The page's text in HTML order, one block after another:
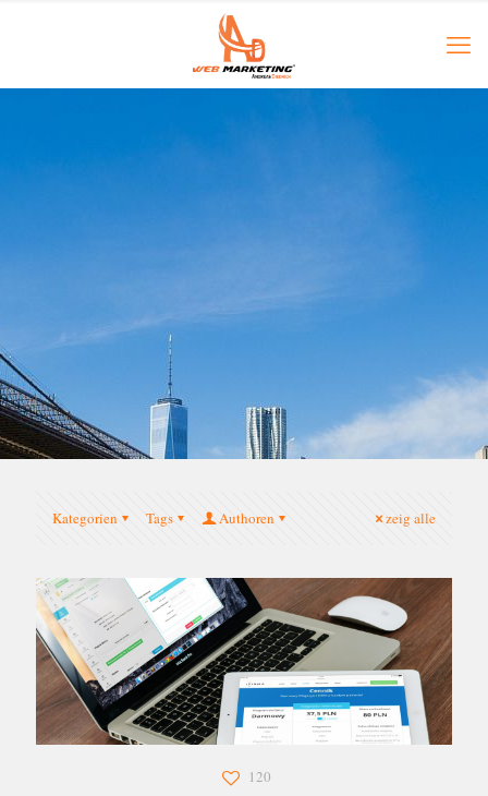
Kategorien Tags Authoren zeig alle
120